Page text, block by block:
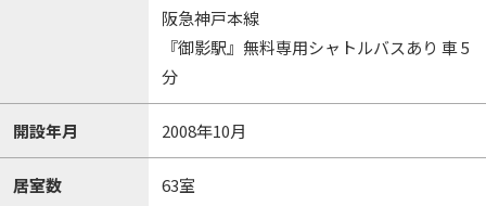
阪急神戸本線
『御影駅』無料専用シャトルバスあり 車 5
分
開設年月 2008年10月
居室数 63室